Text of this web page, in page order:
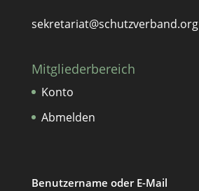
sekretariat@schutzverband.org
Mitgliederbereich
Konto
Abmelden
Benutzername oder E-Mail